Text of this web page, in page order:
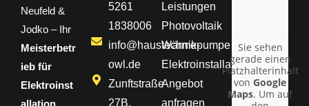
Neufeld &
Jodko – Ihr
Meisterbetr
ieb für
Elektroinst
allation,
5261
1838006
info@haustechnik-
owl.de
Zunftstraße
27B,
Leistungen
Photovoltaik
Wärmepumpe
Elektroinstallation
Angebot
anfragen
Sie sehen
gerade einen
Platzhalterinhalt
von Google
Maps. Um auf